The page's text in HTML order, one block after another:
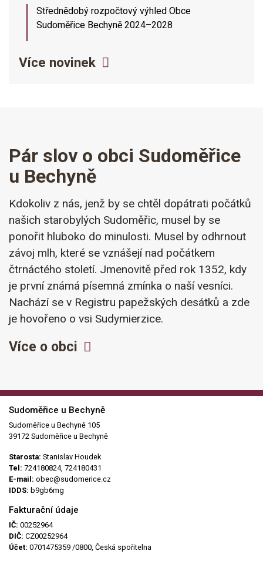
Střednědobý rozpočtový výhled Obce
Sudoměřice Bechyně 2024–2028
Více novinek
Pár slov o obci Sudoměřice
u Bechyně
Kdokoliv z nás, jenž by se chtěl dopátrati počátků
našich starobylých Sudoměřic, musel by se
ponořit hluboko do minulosti. Musel by odhrnout
závoj mlh, které se vznášejí nad počátkem
čtrnáctého století. Jmenovitě před rok 1352, kdy
je první známá písemná zmínka o naší vesníci.
Nachází se v Registru papežských desátků a zde
je hovořeno o vsi Sudymierzice.
Více o obci
Sudoměřice u Bechyně
Sudoměřice u Bechyně 105
39172 Sudoměřice u Bechyně
Starosta: Stanislav Houdek
Tel: 724180824, 724180431
E-mail: obec@sudomerice.cz
IDDS: b9gb6mg
Fakturační údaje
IČ: 00252964
DIČ: CZ00252964
Účet: 0701475359 /0800, Česká spořitelna